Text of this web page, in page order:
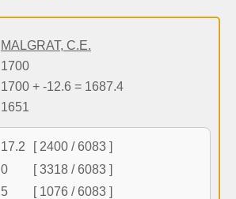
MALGRAT, C.E.
1700
1700 + -12.6 = 1687.4
1651
17.2
[ 2400 / 6083 ]
0
[ 3318 / 6083 ]
5
[ 1076 / 6083 ]